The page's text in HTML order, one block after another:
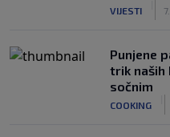
VIJESTI
Punjene
trik naših
sočnim
COOKING